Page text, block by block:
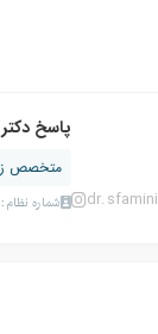
پاسخ
متخصص
شماره نظام: 96068 dr.sfamini